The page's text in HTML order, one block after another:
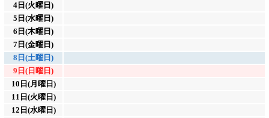
4日(火曜日)
5日(水曜日)
6日(木曜日)
7日(金曜日)
8日(土曜日)
9日(日曜日)
10日(月曜日)
11日(火曜日)
12日(水曜日)